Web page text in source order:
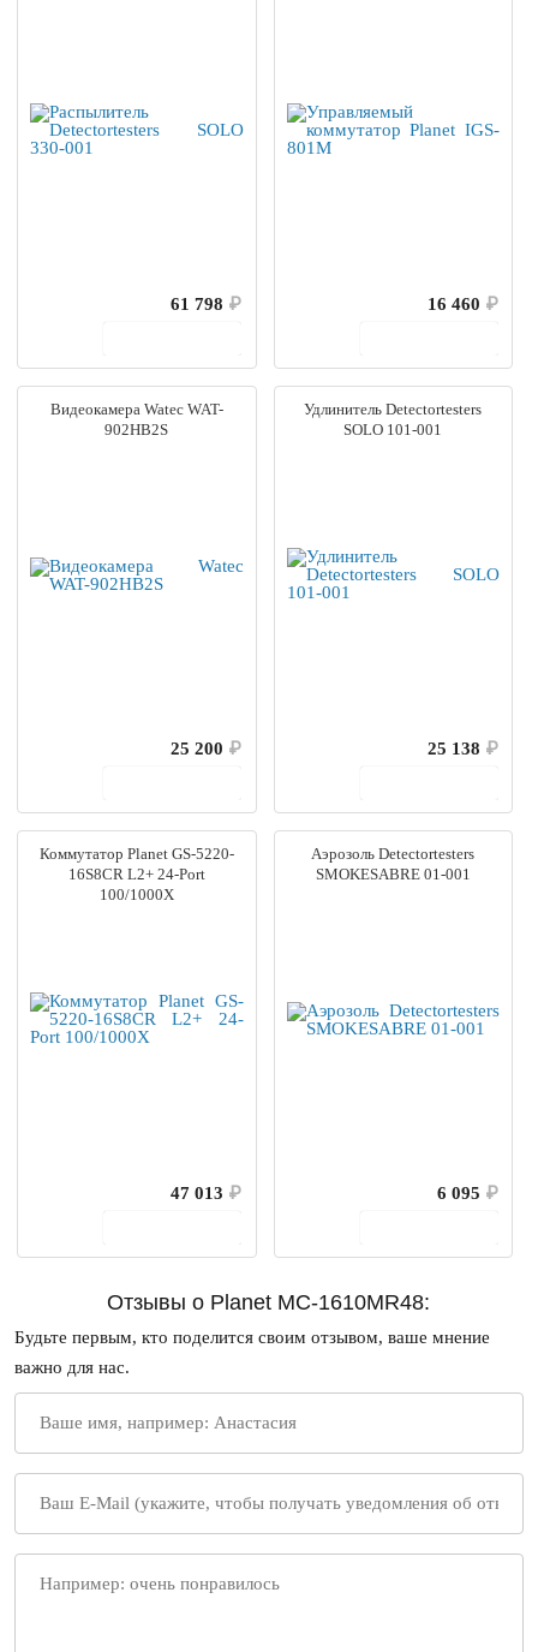
61 798 ₽
16 460 ₽
Видеокамера Watec WAT-
902HB2S
25 200 ₽
Удлинитель Detectortesters
SOLO 101-001
25 138 ₽
Коммутатор Planet GS-5220-
16S8CR L2+ 24-Port
100/1000X
47 013 ₽
Аэрозоль Detectortesters
SMOKESABRE 01-001
6 095 ₽
Отзывы о Planet MC-1610MR48:
Будьте первым, кто поделится своим отзывом, ваше мнение
важно для нас.